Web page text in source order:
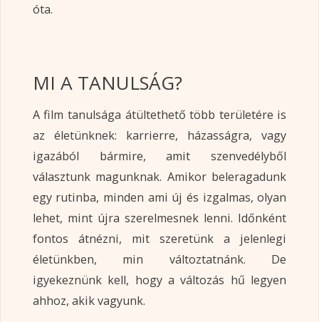
óta.
MI A TANULSÁG?
A film tanulsága átültethető több területére is
az életünknek: karrierre, házasságra, vagy
igazából bármire, amit szenvedélyből
választunk magunknak. Amikor beleragadunk
egy rutinba, minden ami új és izgalmas, olyan
lehet, mint újra szerelmesnek lenni. Időnként
fontos átnézni, mit szeretünk a jelenlegi
életünkben, min változtatnánk. De
igyekeznünk kell, hogy a változás hű legyen
ahhoz, akik vagyunk.